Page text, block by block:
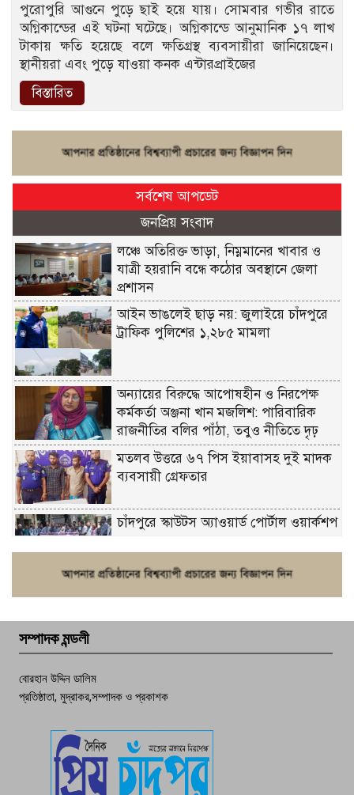
পুরোপুরি আগুনে পুড়ে ছাই হয়ে যায়। সোমবার গভীর রাতে
অগ্নিকান্ডের এই ঘটনা ঘটেছে। অগ্নিকান্ডে আনুমানিক ১৭ লাখ
টাকায় ক্ষতি হয়েছে বলে ক্ষতিগ্রস্থ ব্যবসায়ীরা জানিয়েছেন।
স্থানীয়রা এবং পুড়ে যাওয়া কনক এন্টারপ্রাইজের
বিস্তারিত
সর্বশেষ আপডেট
জনপ্রিয় সংবাদ
লঞ্চে অতিরিক্ত ভাড়া, নিম্নমানের খাবার ও
যাত্রী হয়রানি বন্ধে কঠোর অবস্থানে জেলা
প্রশাসন
আইন ভাঙলেই ছাড় নয়: জুলাইয়ে চাঁদপুরে
ট্রাফিক পুলিশের ১,২৮৫ মামলা
অন্যায়ের বিরুদ্ধে আপোষহীন ও নিরপেক্ষ
কর্মকর্তা অঞ্জনা খান মজলিশ: পারিবারিক
রাজনীতির বলির পাঁঠা, তবুও নীতিতে দৃঢ়
মতলব উত্তরে ৬৭ পিস ইয়াবাসহ দুই মাদক
ব্যবসায়ী গ্রেফতার
চাঁদপুরে স্কাউটস অ্যাওয়ার্ড পোর্টাল ওয়ার্কশপ
পচা দুর্গন্ধে ৯৯৯-এ ফোন, ফরিদগঞ্জে
সম্পাদক মন্ডলী
বোরহান উদ্দিন ডালিম
প্রতিষ্ঠাতা, মুদ্রাকর,সম্পাদক ও প্রকাশক